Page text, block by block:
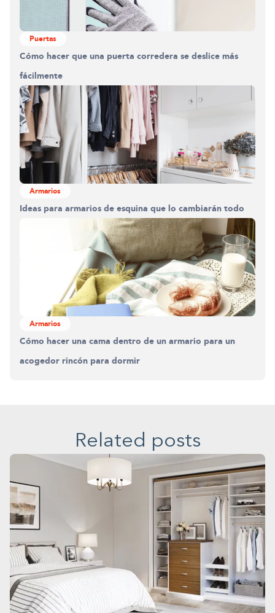
Puertas
Cómo hacer que una puerta corredera se deslice más
fácilmente
Armarios
Ideas para armarios de esquina que lo cambiarán todo
Armarios
Cómo hacer una cama dentro de un armario para un
acogedor rincón para dormir
Related posts